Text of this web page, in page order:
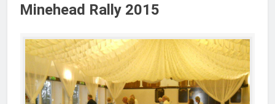
Minehead Rally 2015